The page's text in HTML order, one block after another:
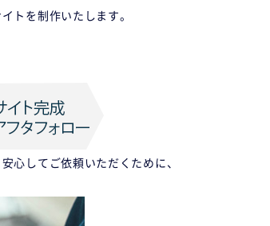
トを制作いたします。
心してご依頼いただくために、